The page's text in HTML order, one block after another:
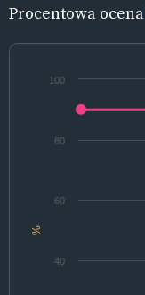
Procentowa ocena
%
40
60
80
100